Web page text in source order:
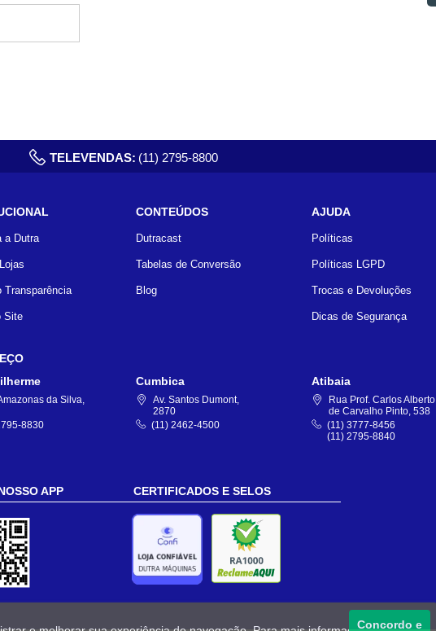
TELEVENDAS: (11) 2795-8800
a Dutra
Transparência
Site
CONTEÚDOS
Dutracast
Tabelas de Conversão
Blog
AJUDA
Políticas
Políticas LGPD
Trocas e Devoluções
Dicas de Segurança
da Silva,
8830
Cumbica
Av. Santos Dumont,
2870
(11) 2462-4500
Atibaia
Rua Prof. Carlos Alberto
de Carvalho Pinto, 538
(11) 3777-8456
(11) 2795-8840
APP CERTIFICADOS E SELOS
Concordo e